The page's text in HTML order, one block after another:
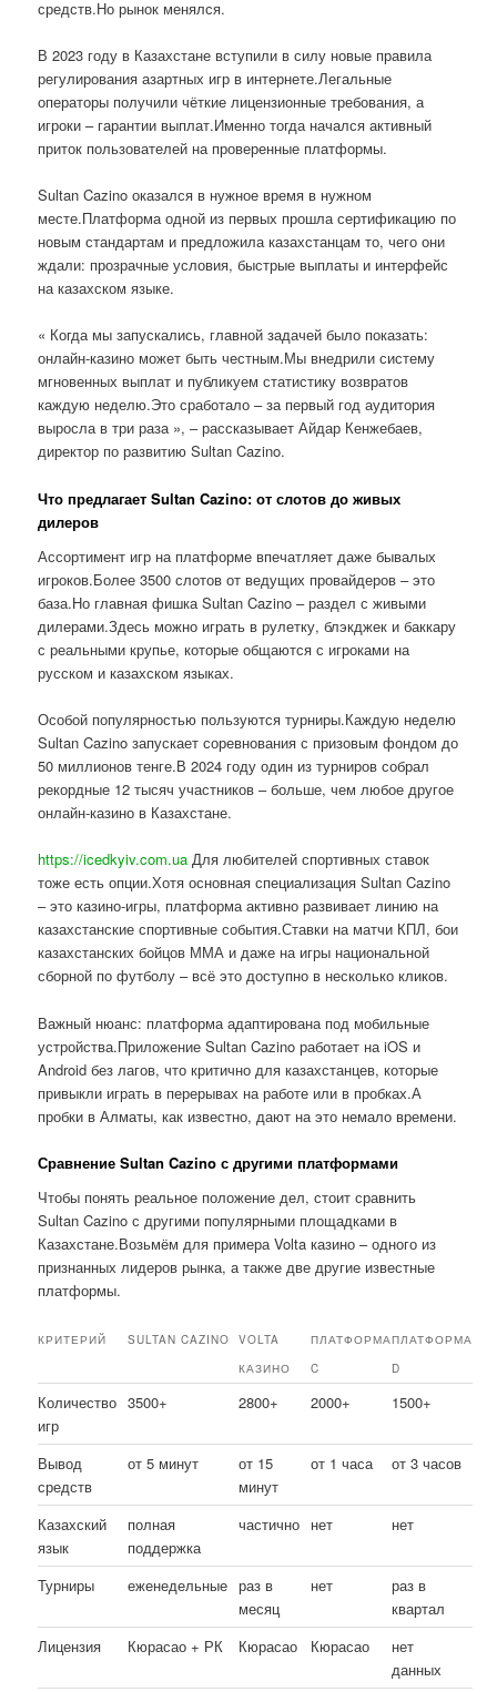
средств.Но рынок менялся.
В 2023 году в Казахстане вступили в силу новые правила
регулирования азартных игр в интернете.Легальные
операторы получили чёткие лицензионные требования, а
игроки – гарантии выплат.Именно тогда начался активный
приток пользователей на проверенные платформы.
Sultan Cazino оказался в нужное время в нужном
месте.Платформа одной из первых прошла сертификацию по
новым стандартам и предложила казахстанцам то, чего они
ждали: прозрачные условия, быстрые выплаты и интерфейс
на казахском языке.
« Когда мы запускались, главной задачей было показать:
онлайн-казино может быть честным.Мы внедрили систему
мгновенных выплат и публикуем статистику возвратов
каждую неделю.Это сработало – за первый год аудитория
выросла в три раза », – рассказывает Айдар Кенжебаев,
директор по развитию Sultan Cazino.
Что предлагает Sultan Cazino: от слотов до живых
дилеров
Ассортимент игр на платформе впечатляет даже бывалых
игроков.Более 3500 слотов от ведущих провайдеров – это
база.Но главная фишка Sultan Cazino – раздел с живыми
дилерами.Здесь можно играть в рулетку, блэкджек и баккару
с реальными крупье, которые общаются с игроками на
русском и казахском языках.
Особой популярностью пользуются турниры.Каждую неделю
Sultan Cazino запускает соревнования с призовым фондом до
50 миллионов тенге.В 2024 году один из турниров собрал
рекордные 12 тысяч участников – больше, чем любое другое
онлайн-казино в Казахстане.
https://icedkyiv.com.ua Для любителей спортивных ставок
тоже есть опции.Хотя основная специализация Sultan Cazino
– это казино-игры, платформа активно развивает линию на
казахстанские спортивные события.Ставки на матчи КПЛ, бои
казахстанских бойцов ММА и даже на игры национальной
сборной по футболу – всё это доступно в несколько кликов.
Важный нюанс: платформа адаптирована под мобильные
устройства.Приложение Sultan Cazino работает на iOS и
Android без лагов, что критично для казахстанцев, которые
привыкли играть в перерывах на работе или в пробках.А
пробки в Алматы, как известно, дают на это немало времени.
Сравнение Sultan Cazino с другими платформами
Чтобы понять реальное положение дел, стоит сравнить
Sultan Cazino с другими популярными площадками в
Казахстане.Возьмём для примера Volta казино – одного из
признанных лидеров рынка, а также две другие известные
платформы.
КРИТЕРИЙ SULTAN CAZINO
VOLTA
КАЗИНО
ПЛАТФОРМА
C
ПЛАТФОРМА
D
Количество
игр
3500+ 2800+ 2000+ 1500+
Вывод
средств
от 5 минут
от 15
минут
от 1 часа от 3 часов
Казахский
язык
полная
поддержка
частично нет нет
Турниры еженедельные раз в
месяц
нет
раз в
квартал
Лицензия
Кюрасао + РК Кюрасао Кюрасао
нет
данных